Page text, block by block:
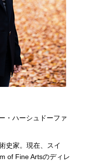
・ハーシュドーファ
史家。現在、スイ
of Fine Artsのディレ